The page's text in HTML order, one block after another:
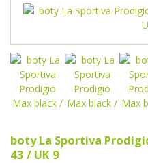
boty La Sportiva
43 / UK 9